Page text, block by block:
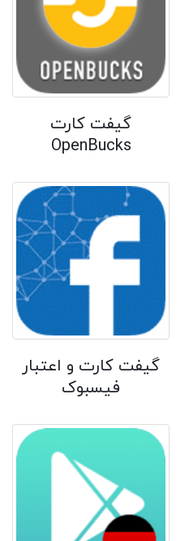
گیفت کارت
OpenBucks
گیفت کارت و اعتبار
فیسبوک